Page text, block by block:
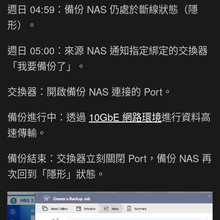
週日 04:59：備份 NAS 仍處於斷線狀態（隱
形）。
週日 05:00：來源 NAS 通知指定綁定的交換器
「我要備份了」。
交換器：開啟備份 NAS 連接的 Port。
備份進行中：透過 10GbE 網路環境進行資料高
速傳輸。
備份結束：交換器立刻關閉 Port，備份 NAS 再
次回到「隱形」狀態。